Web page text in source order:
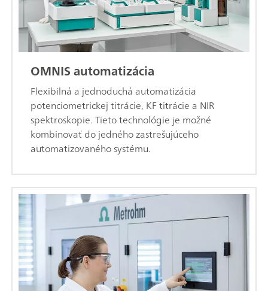
OMNIS automatizácia
Flexibilná a jednoduchá automatizácia
potenciometrickej titrácie, KF titrácie a NIR
spektroskopie. Tieto technológie je možné
kombinovať do jedného zastrešujúceho
automatizovaného systému.